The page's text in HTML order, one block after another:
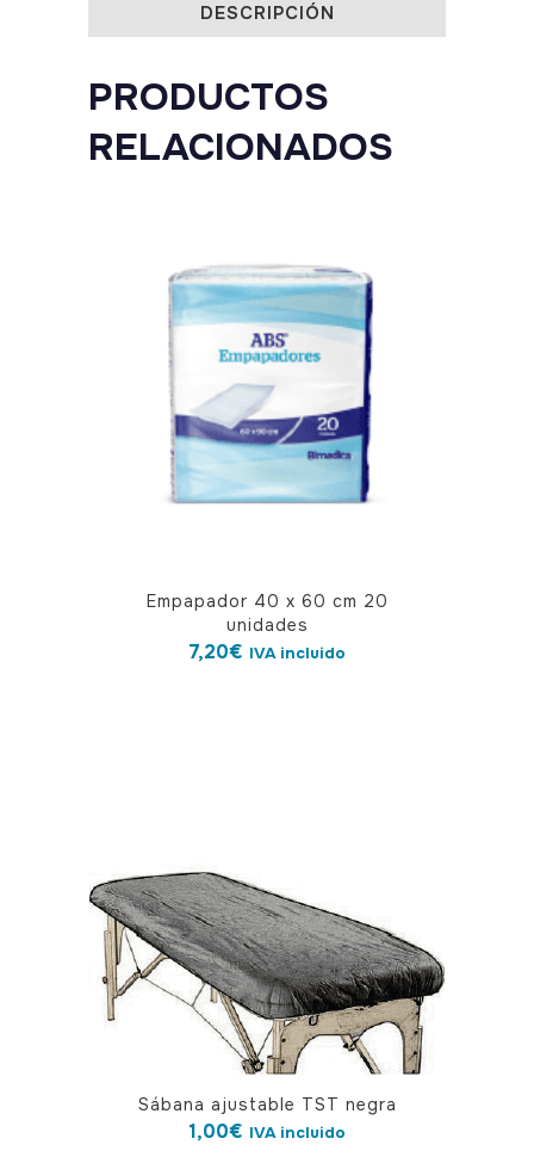
2
500
DESCRIPCIÓN
PRODUCTOS
RELACIONADOS
Empapador 40 x 60 cm 20
unidades
7,20€ IVA incluido
Sábana ajustable TST negra
1,00€ IVA incluido